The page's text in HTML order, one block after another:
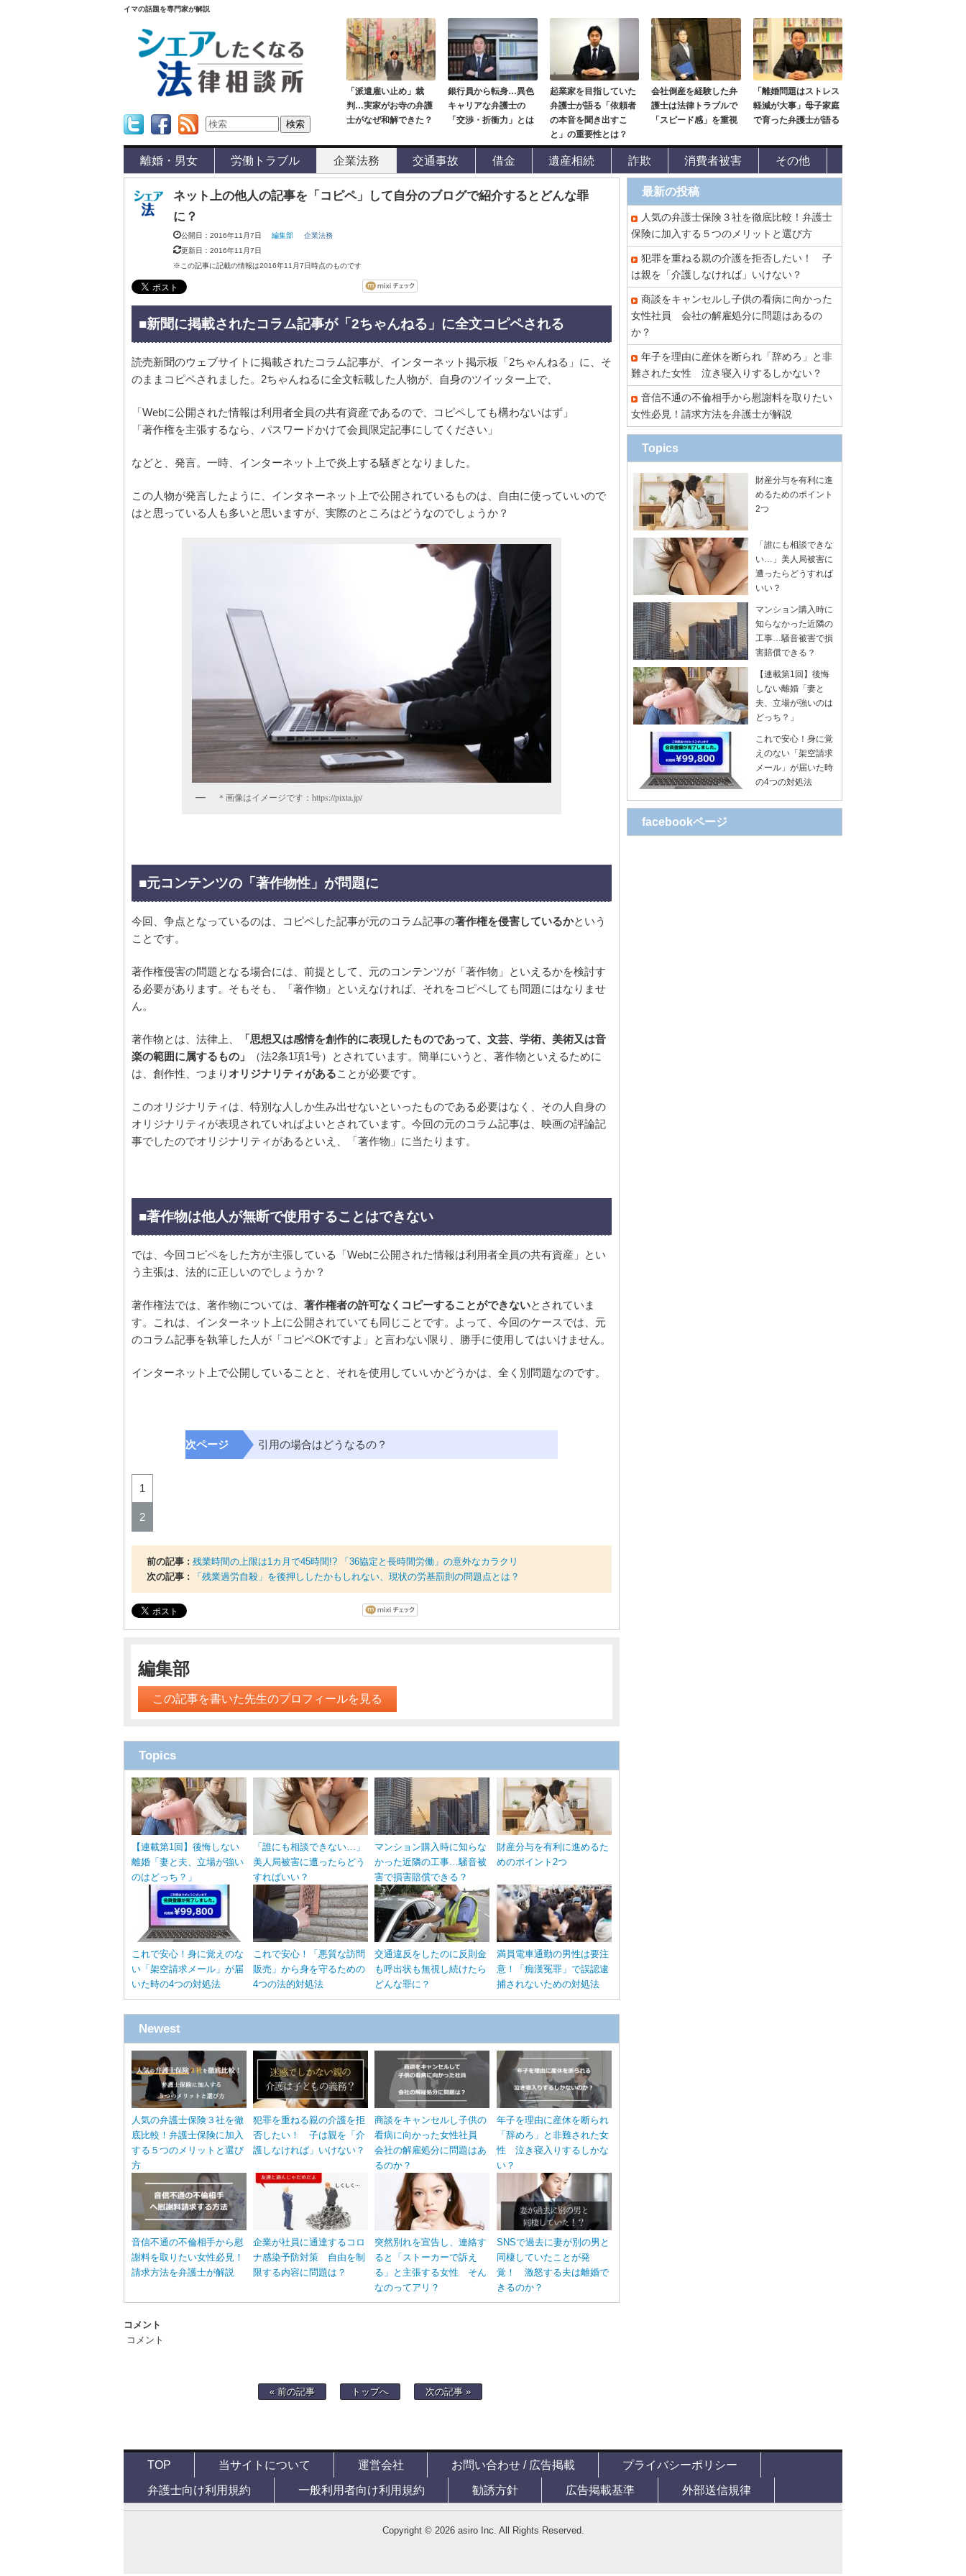
イマの話題を専門家が解説
「派遣雇い止め」裁
判…実家がお寺の弁護
士がなぜ和解できた？
銀行員から転身…異色
キャリアな弁護士の
「交渉・折衝力」とは
起業家を目指していた
弁護士が語る「依頼者
の本音を聞き出すこ
と」の重要性とは？
会社倒産を経験した弁
護士は法律トラブルで
「スピード感」を重視
「離婚問題はストレス
軽減が大事」母子家庭
で育った弁護士が語る
離婚・男女 労働トラブル 企業法務 交通事故 借金 遺産相続 詐欺 消費者被害 その他
ネット上の他人の記事を「コピペ」して自分のブログで紹介するとどんな罪
に？
公開日：2016年11月7日 編集部
企業法務
更新日：2016年11月7日
※この記事に記載の情報は2016年11月7日時点のものです
■新聞に掲載されたコラム記事が「2ちゃんねる」に全文コピペされる
読売新聞のウェブサイトに掲載されたコラム記事が、インターネット掲示板「2ちゃんねる」に、そ
のままコピペされました。2ちゃんねるに全文転載した人物が、自身のツイッター上で、
「Webに公開された情報は利用者全員の共有資産であるので、コピペしても構わないはず」
「著作権を主張するなら、パスワードかけて会員限定記事にしてください」
などと、発言。一時、インターネット上で炎上する騒ぎとなりました。
この人物が発言したように、インタネーネット上で公開されているものは、自由に使っていいので
はと思っている人も多いと思いますが、実際のところはどうなのでしょうか？
＊画像はイメージです：https://pixta.jp/
■元コンテンツの「著作物性」が問題に
今回、争点となっているのは、コピペした記事が元のコラム記事の著作権を侵害しているかという
ことです。
著作権侵害の問題となる場合には、前提として、元のコンテンツが「著作物」といえるかを検討す
る必要があります。そもそも、「著作物」といえなければ、それをコピペしても問題にはなりませ
ん。
著作物とは、法律上、
「思想又は感情を創作的に表現したものであって、文芸、学術、美術又は音
楽の範囲に属するもの」
（法2条1項1号）とされています。簡単にいうと、著作物といえるために
は、創作性、つまり オリジナリティがあることが必要です。
このオリジナリティは、特別な人しか生み出せないといったものである必要はなく、その人自身の
オリジナリティが表現されていればよいとされています。今回の元のコラム記事は、映画の評論記
事でしたのでオリジナリティがあるといえ、「著作物」に当たります。
■著作物は他人が無断で使用することはできない
では、今回コピペをした方が主張している「Webに公開された情報は利用者全員の共有資産」とい
う主張は、法的に正しいのでしょうか？
著作権法では、著作物については、 著作権者の許可なくコピーすることができないとされていま
す。これは、インターネット上に公開されていても同じことです。よって、今回のケースでは、元
のコラム記事を執筆した人が「コピペOKですよ」と言わない限り、勝手に使用してはいけません。
インターネット上で公開していることと、それを使用していいかどうかは、全く別問題なのです。
次ページ 引用の場合はどうなるの？
1
2
前の記事 : 残業時間の上限は1カ月で45時間!? 「36協定と長時間労働」の意外なカラクリ
次の記事 :
「残業過労自殺」を後押ししたかもしれない、現状の労基罰則の問題点とは？
編集部
この記事を書いた先生のプロフィールを見る
Topics
【連載第1回】後悔しない
離婚「妻と夫、立場が強い
のはどっち？」
「誰にも相談できない…」
美人局被害に遭ったらどう
すればいい？
マンション購入時に知らな
かった近隣の工事…騒音被
害で損害賠償できる？
財産分与を有利に進めるた
めのポイント2つ
これで安心！身に覚えのな
い「架空請求メール」が届
いた時の4つの対処法
これで安心！「悪質な訪問
販売」から身を守るための
4つの法的対処法
交通違反をしたのに反則金
も呼出状も無視し続けたら
どんな罪に？
満員電車通勤の男性は要注
意！「痴漢冤罪」で誤認逮
捕されないための対処法
Newest
人気の弁護士保険３社を徹
底比較！弁護士保険に加入
する５つのメリットと選び
方
犯罪を重ねる親の介護を拒
否したい！ 子は親を「介
護しなければ」いけない？
商談をキャンセルし子供の
看病に向かった女性社員
会社の解雇処分に問題はあ
るのか？
年子を理由に産休を断られ
「辞めろ」と非難された女
性 泣き寝入りするしかな
い？
音信不通の不倫相手から慰
謝料を取りたい女性必見！
請求方法を弁護士が解説
企業が社員に通達するコロ
ナ感染予防対策 自由を制
限する内容に問題は？
突然別れを宣告し、連絡す
ると「ストーカーで訴え
る」と主張する女性 そん
なのってアリ？
SNSで過去に妻が別の男と
同棲していたことが発
覚！ 激怒する夫は離婚で
きるのか？
コメント
コメント
« 前の記事 トップへ 次の記事 »
最新の投稿
人気の弁護士保険３社を徹底比較！弁護士
保険に加入する５つのメリットと選び方
犯罪を重ねる親の介護を拒否したい！ 子
は親を「介護しなければ」いけない？
商談をキャンセルし子供の看病に向かった
女性社員 会社の解雇処分に問題はあるの
か？
年子を理由に産休を断られ「辞めろ」と非
難された女性 泣き寝入りするしかない？
音信不通の不倫相手から慰謝料を取りたい
女性必見！請求方法を弁護士が解説
Topics
財産分与を有利に進
めるためのポイント
2つ
「誰にも相談できな
い…」美人局被害に
遭ったらどうすれば
いい？
マンション購入時に
知らなかった近隣の
工事…騒音被害で損
害賠償できる？
【連載第1回】後悔
しない離婚「妻と
夫、立場が強いのは
どっち？」
これで安心！身に覚
えのない「架空請求
メール」が届いた時
の4つの対処法
facebookページ
TOP 当サイトについて 運営会社 お問い合わせ / 広告掲載
プライバシーポリシー
弁護士向け利用規約
一般利用者向け利用規約 勧誘方針 広告掲載基準 外部送信規律
Copyright © 2026 asiro Inc. All Rights Reserved.